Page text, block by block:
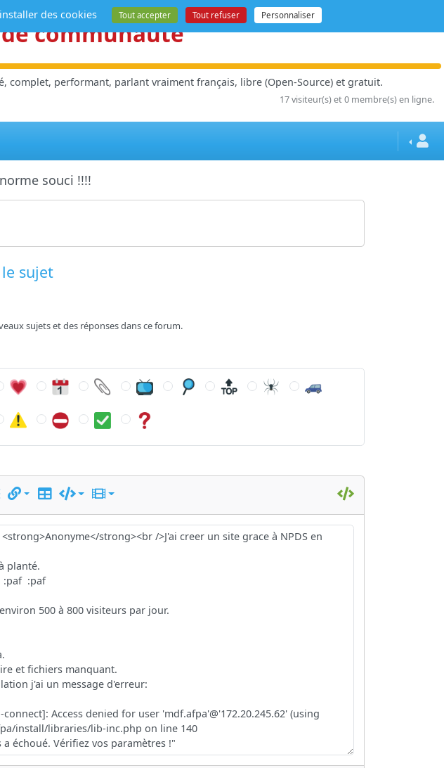
communauté
complet, performant, parlant vraiment français, libre (Open-Source) et gratuit.
17 visiteur(s) et 0 membre(s) en ligne.
souci !!!!
sujet
sujets et des réponses dans ce forum.
des cookies Tout accepter Tout refuser Personnaliser